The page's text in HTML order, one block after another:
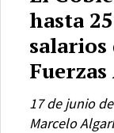
hasta
salarios
Marcelo
17 de junio